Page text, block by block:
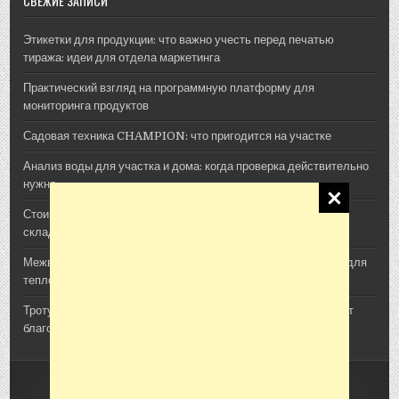
Этикетки для продукции: что важно учесть перед печатью
тиража: идеи для отдела маркетинга
Практический взгляд на программную платформу для
мониторинга продуктов
Садовая техника CHAMPION: что пригодится на участке
Анализ воды для участка и дома: когда проверка действительно
нужна
Стоимость архитектурной 3D-визуализации: из чего
складывается смета проекта
Межвенцовый утеплитель Политерм: как выбрать материал для
теплого деревянного дома
Тротуарная плитка, шпалы и утяжелители: как ЖБИ помогают
благоустроить участок